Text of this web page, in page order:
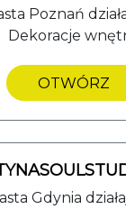
Poznań
Dekoracje
OTWÓRZ
Gdynia